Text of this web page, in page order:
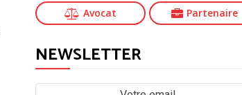
Avocat Partenaire
NEWSLETTER